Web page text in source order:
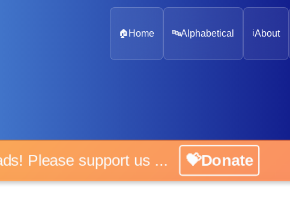
🏠 Home 🔤Alphabetical ℹ️About
Please support us ... 💝Donate